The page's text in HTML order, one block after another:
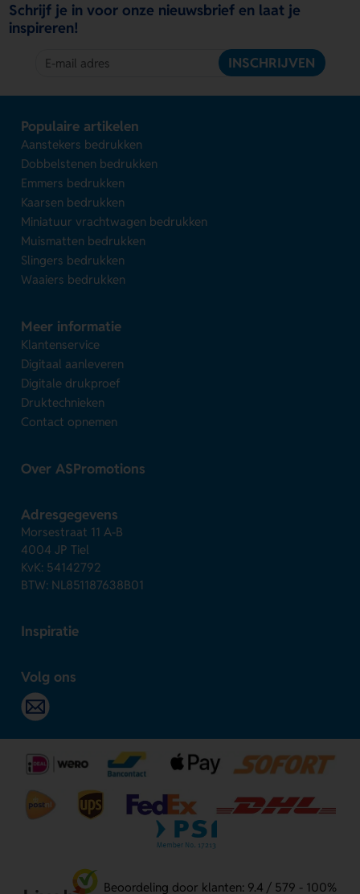
Schrijf je in voor onze nieuwsbrief en laat je
inspireren!
INSCHRIJVEN
Populaire artikelen
Aanstekers bedrukken
Dobbelstenen bedrukken
Emmers bedrukken
Kaarsen bedrukken
Miniatuur vrachtwagen bedrukken
Muismatten bedrukken
Slingers bedrukken
Waaiers bedrukken
Meer informatie
Klantenservice
Digitaal aanleveren
Digitale drukproef
Druktechnieken
Contact opnemen
Over ASPromotions
Adresgegevens
Morsestraat 11 A-B
4004 JP Tiel
KvK: 54142792
BTW: NL851187638B01
Inspiratie
Volg ons
Beoordeling door klanten: 9.4 / 579 - 100%